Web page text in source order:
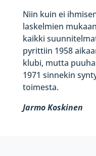
Niin kuin ei
laskelmien
kaikki
pyrittiin 1958
klubi, mutta
1971 sinnekin
toimesta.
Jarmo Koskinen